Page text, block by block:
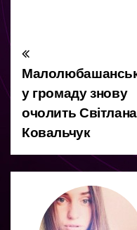
Н
а
в
і
г
у громаду знову
очолить Світлана
Ковальчук